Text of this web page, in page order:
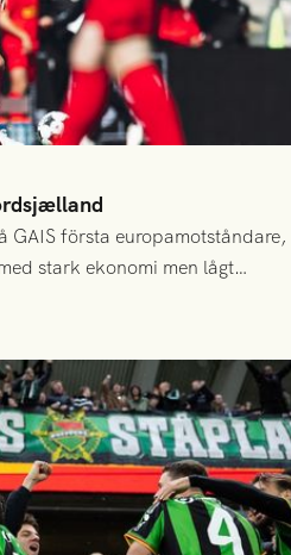
GAIS första europamotståndare,
stark ekonomi men lågt
styrka och individuell